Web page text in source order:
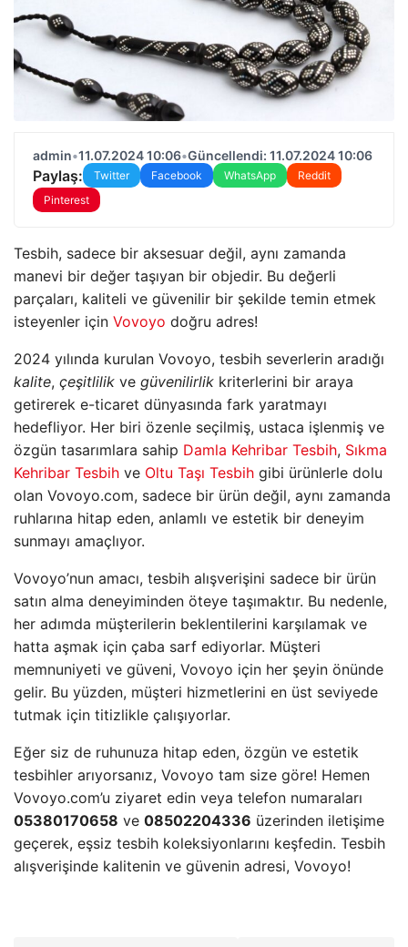
admin•11.07.2024 10:06•Güncellendi: 11.07.2024 10:06
Paylaş: Twitter Facebook WhatsApp
Reddit
Pinterest
Tesbih, sadece bir aksesuar değil, aynı zamanda
manevi bir değer taşıyan bir objedir. Bu değerli
parçaları, kaliteli ve güvenilir bir şekilde temin etmek
isteyenler için Vovoyo doğru adres!
2024 yılında kurulan Vovoyo, tesbih severlerin aradığı
kalite, çeşitlilik ve güvenilirlik kriterlerini bir araya
getirerek e-ticaret dünyasında fark yaratmayı
hedefliyor. Her biri özenle seçilmiş, ustaca işlenmiş ve
özgün tasarımlara sahip Damla Kehribar Tesbih, Sıkma
Kehribar Tesbih ve Oltu Taşı Tesbih gibi ürünlerle dolu
olan Vovoyo.com, sadece bir ürün değil, aynı zamanda
ruhlarına hitap eden, anlamlı ve estetik bir deneyim
sunmayı amaçlıyor.
Vovoyo’nun amacı, tesbih alışverişini sadece bir ürün
satın alma deneyiminden öteye taşımaktır. Bu nedenle,
her adımda müşterilerin beklentilerini karşılamak ve
hatta aşmak için çaba sarf ediyorlar. Müşteri
memnuniyeti ve güveni, Vovoyo için her şeyin önünde
gelir. Bu yüzden, müşteri hizmetlerini en üst seviyede
tutmak için titizlikle çalışıyorlar.
Eğer siz de ruhunuza hitap eden, özgün ve estetik
tesbihler arıyorsanız, Vovoyo tam size göre! Hemen
Vovoyo.com’u ziyaret edin veya telefon numaraları
05380170658 ve 08502204336 üzerinden iletişime
geçerek, eşsiz tesbih koleksiyonlarını keşfedin. Tesbih
alışverişinde kalitenin ve güvenin adresi, Vovoyo!